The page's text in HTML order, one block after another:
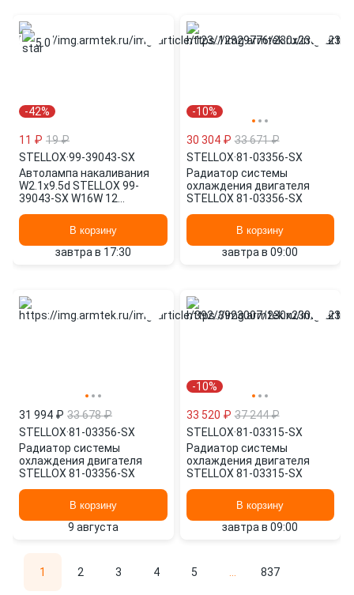
5.0
-42%
11 ₽ 19 ₽
STELLOX·99-39043-SX
Автолампа накаливания
W2.1x9.5d STELLOX 99-
39043-SX W16W 12
В корзину
завтра в 17:30
-10%
30 304 ₽ 33 671 ₽
STELLOX·81-03356-SX
Радиатор системы
охлаждения двигателя
STELLOX 81-03356-SX
В корзину
завтра в 09:00
31 994 ₽ 33 678 ₽
STELLOX·81-03356-SX
Радиатор системы
охлаждения двигателя
STELLOX 81-03356-SX
В корзину
9 августа
-10%
33 520 ₽ 37 244 ₽
STELLOX·81-03315-SX
Радиатор системы
охлаждения двигателя
STELLOX 81-03315-SX
В корзину
завтра в 09:00
1 2 3 4 5 837